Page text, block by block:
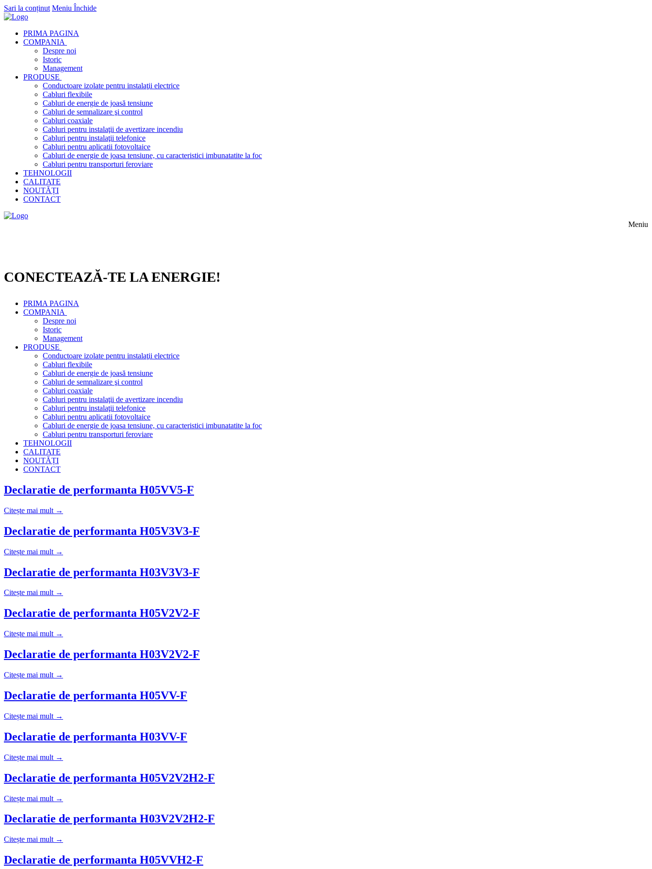
Sari la conținut Meniu Închide
PRIMA PAGINA
COMPANIA
Despre noi
Istoric
Management
PRODUSE
Conductoare izolate pentru instalaţii electrice
Cabluri flexibile
Cabluri de energie de joasă tensiune
Cabluri de semnalizare şi control
Cabluri coaxiale
Cabluri pentru instalaţii de avertizare incendiu
Cabluri pentru instalaţii telefonice
Cabluri pentru aplicatii fotovoltaice
Cabluri de energie de joasa tensiune, cu caracteristici imbunatatite la foc
Cabluri pentru transporturi feroviare
TEHNOLOGII
CALITATE
NOUTĂȚI
CONTACT
Meniu
CONECTEAZĂ-TE LA ENERGIE!
PRIMA PAGINA
COMPANIA
Despre noi
Istoric
Management
PRODUSE
Conductoare izolate pentru instalaţii electrice
Cabluri flexibile
Cabluri de energie de joasă tensiune
Cabluri de semnalizare şi control
Cabluri coaxiale
Cabluri pentru instalaţii de avertizare incendiu
Cabluri pentru instalaţii telefonice
Cabluri pentru aplicatii fotovoltaice
Cabluri de energie de joasa tensiune, cu caracteristici imbunatatite la foc
Cabluri pentru transporturi feroviare
TEHNOLOGII
CALITATE
NOUTĂȚI
CONTACT
Declaratie de performanta H05VV5-F
Citește mai mult →
Declaratie de performanta H05V3V3-F
Citește mai mult →
Declaratie de performanta H03V3V3-F
Citește mai mult →
Declaratie de performanta H05V2V2-F
Citește mai mult →
Declaratie de performanta H03V2V2-F
Citește mai mult →
Declaratie de performanta H05VV-F
Citește mai mult →
Declaratie de performanta H03VV-F
Citește mai mult →
Declaratie de performanta H05V2V2H2-F
Citește mai mult →
Declaratie de performanta H03V2V2H2-F
Citește mai mult →
Declaratie de performanta H05VVH2-F